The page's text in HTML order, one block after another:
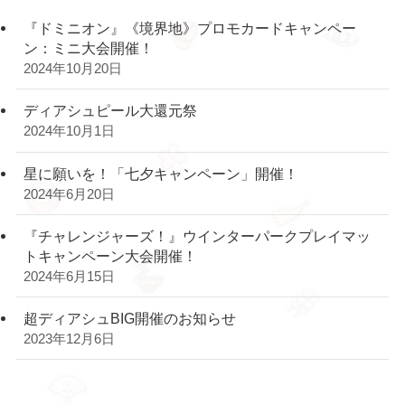
『ドミニオン』《境界地》プロモカードキャンペー
ン：ミニ大会開催！
2024年10月20日
ディアシュピール大還元祭
2024年10月1日
星に願いを！「七夕キャンペーン」開催！
2024年6月20日
『チャレンジャーズ！』ウインターパークプレイマッ
トキャンペーン大会開催！
2024年6月15日
超ディアシュBIG開催のお知らせ
2023年12月6日